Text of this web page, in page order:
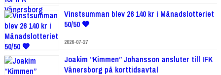
Vinstsumman blev 26 140 kr i Månadslotteriet
50/50 💙
2026-07-27
Joakim “Kimmen” Johansson ansluter till IFK
Vänersborg på korttidsavtal